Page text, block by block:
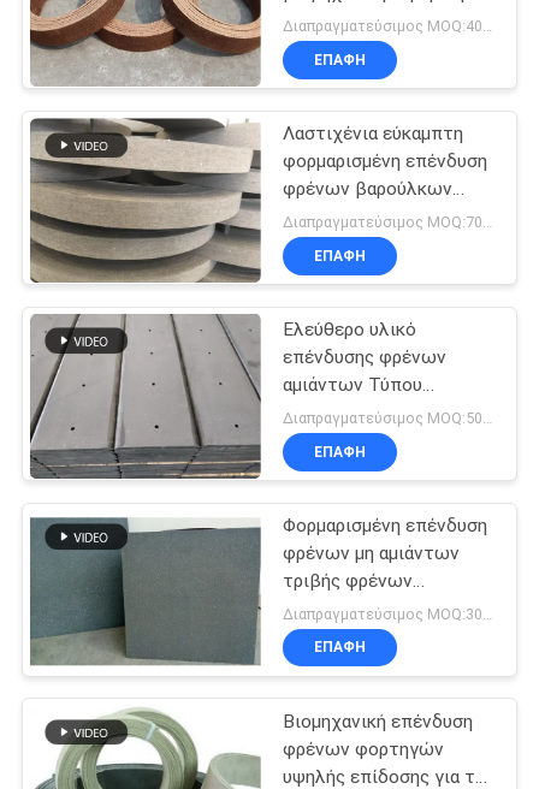
PRIVACY
POLICY
Υφαμένο υλικό
επένδυσης φρένων
32
Βιομηχανική
επένδυση φρένων
Στόλισμα
δαχτυλιδιών με
σφραγιδόλιθο
10
αντοχή ινών
Διαπραγματεύσιμος MOQ:400 ΚΛ
ΕΠΑΦΉ
Λαστιχένια εύκαμπτη
φορμαρισμένη επένδυση
φρένων βαρούλκων
βιομηχανική
ΕΠΑΦΉ
Ελεύθερο υλικό
επένδυσης φρένων
αμιάντων Τύπου
δύναμης
ΕΠΑΦΉ
Φορμαρισμένη επένδυση
φρένων μη αμιάντων
τριβής φρένων
επένδυσης τριβής
φύλλων τριβής σκάφη
της γραμμής
ΕΠΑΦΉ
Βιομηχανική επένδυση
φρένων φορτηγών
υψηλής επίδοσης για τη